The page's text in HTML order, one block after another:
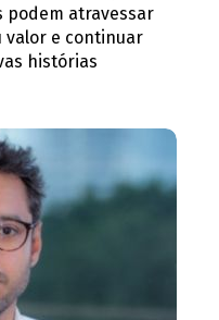
podem atravessar
valor e continuar
histórias